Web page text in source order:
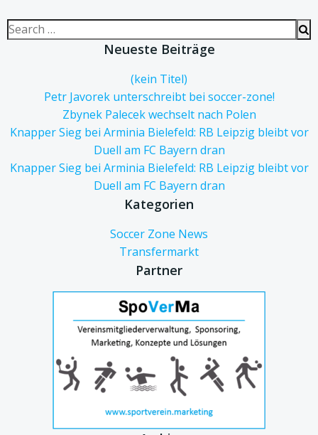
Search
for:
Neueste Beiträge
(kein Titel)
Petr Javorek unterschreibt bei soccer-zone!
Zbynek Palecek wechselt nach Polen
Knapper Sieg bei Arminia Bielefeld: RB Leipzig bleibt vor
Duell am FC Bayern dran
Knapper Sieg bei Arminia Bielefeld: RB Leipzig bleibt vor
Duell am FC Bayern dran
Kategorien
Soccer Zone News
Transfermarkt
Partner